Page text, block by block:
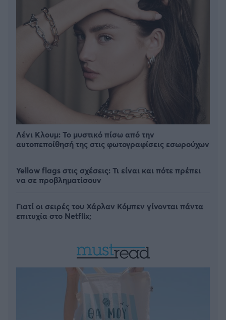
Λένι Κλουμ: Το μυστικό πίσω από την
αυτοπεποίθησή της στις φωτογραφίσεις εσωρούχων
Yellow flags στις σχέσεις: Τι είναι και πότε πρέπει
να σε προβληματίσουν
Γιατί οι σειρές του Χάρλαν Κόμπεν γίνονται πάντα
επιτυχία στο Netflix;